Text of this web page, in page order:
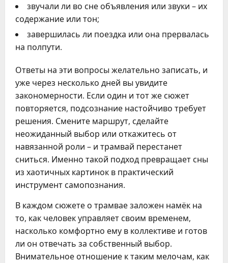
звучали ли во сне объявления или звуки – их
содержание или тон;
завершилась ли поездка или она прервалась
на полпути.
Ответы на эти вопросы желательно записать, и
уже через несколько дней вы увидите
закономерности. Если один и тот же сюжет
повторяется, подсознание настойчиво требует
решения. Смените маршрут, сделайте
неожиданный выбор или откажитесь от
навязанной роли – и трамвай перестанет
сниться. Именно такой подход превращает сны
из хаотичных картинок в практический
инструмент самопознания.
В каждом сюжете о трамвае заложен намёк на
то, как человек управляет своим временем,
насколько комфортно ему в коллективе и готов
ли он отвечать за собственный выбор.
Внимательное отношение к таким мелочам, как